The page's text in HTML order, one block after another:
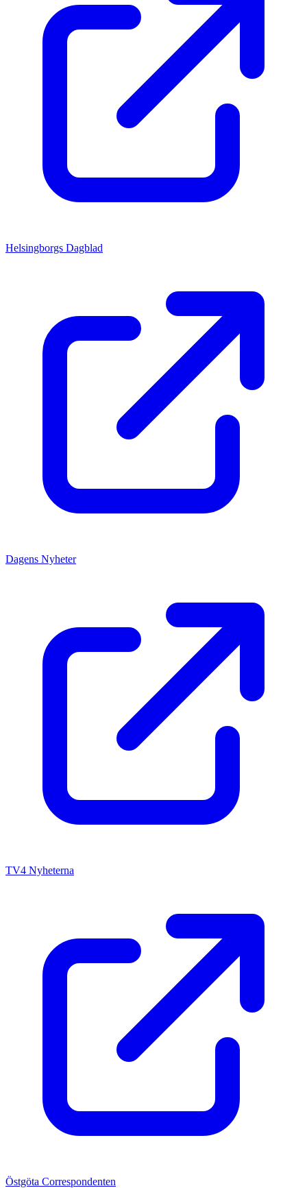
Helsingborgs Dagblad
Dagens Nyheter
TV4 Nyheterna
Östgöta Correspondenten